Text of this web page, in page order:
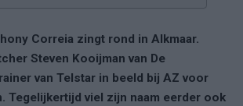
Correia zingt rond in Alkmaar.
Steven Kooijman van De
van Telstar in beeld bij AZ voor
Tegelijkertijd viel zijn naam eerder ook